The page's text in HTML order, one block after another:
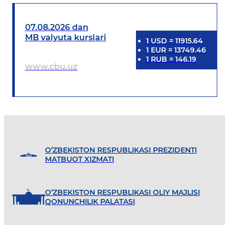
07.08.2026 dan
MB valyuta kurslari
www.cbu.uz
1 USD = 11915.64
1 EUR= 13749.46
1 RUB = 146.19
O’ZBEKISTON RESPUBLIKASI PREZIDENTI
MATBUOT XIZMATI
O’ZBEKISTON RESPUBLIKASI OLIY MAJLISI
QONUNCHILIK PALATASI